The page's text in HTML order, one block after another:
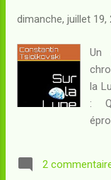
en
le
dimanche, juillet 19,
Un
la
:
2